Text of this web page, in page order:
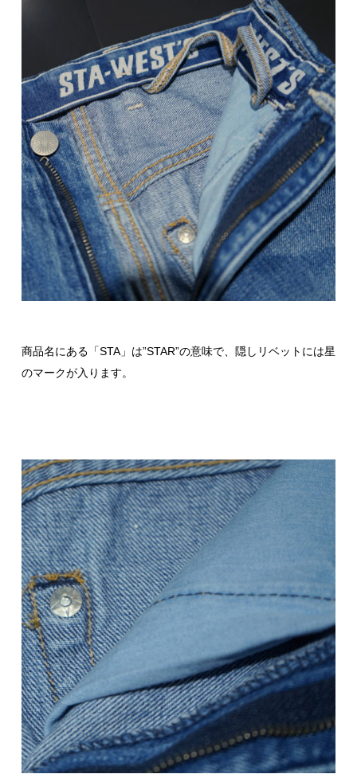
商品名にある「STA」は”STAR”の意味で、隠しリベットには星
のマークが入ります。